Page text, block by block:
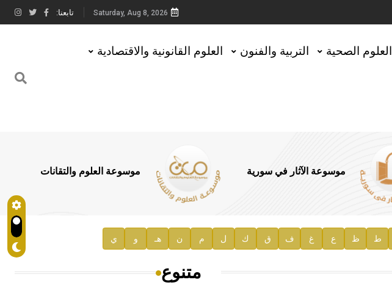
Saturday, Aug 8, 2026 تابعنا:
العلوم الصحية التربية والفنون العلوم القانونية والاقتصادية
موسوعة الآثار في سورية موسوعة العلوم والتقانات
ط ظ ع غ ف ق ك ل م ن هـ و ي
متنوع